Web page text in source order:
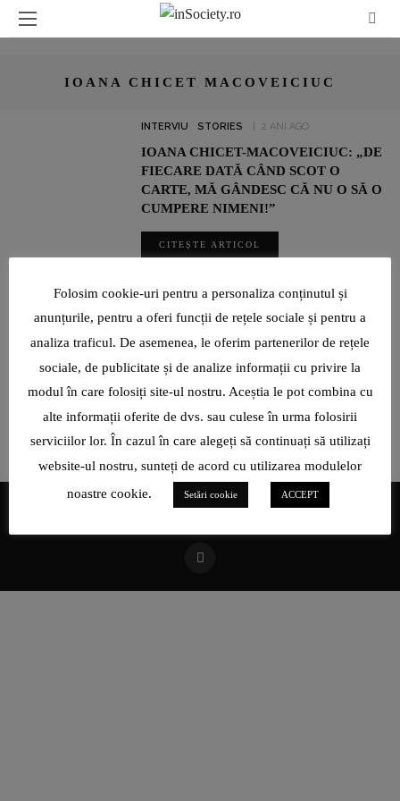
IOANA CHICET MACOVEICIUC
INTERVIU STORIES 2 ANI AGO
IOANA CHICET-MACOVEICIUC: „DE
FIECARE DATĂ CÂND SCOT O
CARTE, MĂ GÂNDESC CĂ NU O SĂ O
CUMPERE NIMENI!”
CITEȘTE ARTICOL
SHARE
UN INTERVIU RAR CU LUMINIȚA PAUL, JURNALIST SPORTIV:
„SUNT O TIMIDĂ PE CARE VIAȚA ȘI PROFESIA AU ÎNVĂȚAT-O ȘI
AU FORȚAT-O SĂ DEVINĂ CURAJOASĂ!”
Folosim cookie-uri pentru a personaliza conținutul și
anunțurile, pentru a oferi funcții de rețele sociale și pentru a
analiza traficul. De asemenea, le oferim partenerilor de rețele
sociale, de publicitate și de analize informații cu privire la
modul în care folosiți site-ul nostru. Aceștia le pot combina cu
alte informații oferite de dvs. sau culese în urma folosirii
serviciilor lor. În cazul în care alegeți să continuați să utilizați
website-ul nostru, sunteți de acord cu utilizarea modulelor
noastre cookie.
Setări cookie ACCEPT